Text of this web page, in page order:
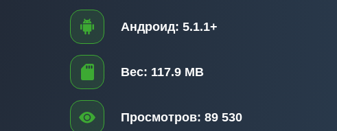
Андроид: 5.1.1+
Вес: 117.9 MB
Просмотров: 89 530